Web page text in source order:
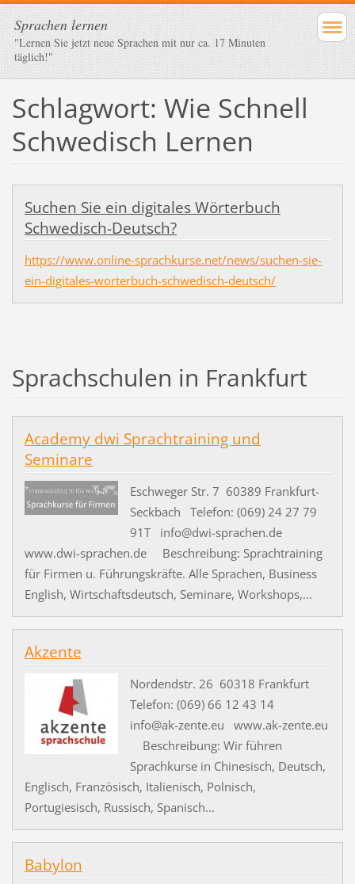
Sprachen lernen
"Lernen Sie jetzt neue Sprachen mit nur ca. 17 Minuten
täglich!"
Schlagwort: Wie Schnell
Schwedisch Lernen
Suchen Sie ein digitales Wörterbuch
Schwedisch-Deutsch?
https://www.online-sprachkurse.net/news/suchen-sie-
ein-digitales-worterbuch-schwedisch-deutsch/
Sprachschulen in Frankfurt
Academy dwi Sprachtraining und
Seminare
Eschweger Str. 7 60389 Frankfurt-
Seckbach Telefon: (069) 24 27 79
91T info@dwi-sprachen.de
www.dwi-sprachen.de Beschreibung: Sprachtraining
für Firmen u. Führungskräfte. Alle Sprachen, Business
English, Wirtschaftsdeutsch, Seminare, Workshops,...
Akzente
Nordendstr. 26 60318 Frankfurt
Telefon: (069) 66 12 43 14
info@ak-zente.eu www.ak-zente.eu
Beschreibung: Wir führen
Sprachkurse in Chinesisch, Deutsch,
Englisch, Französisch, Italienisch, Polnisch,
Portugiesisch, Russisch, Spanisch...
Babylon